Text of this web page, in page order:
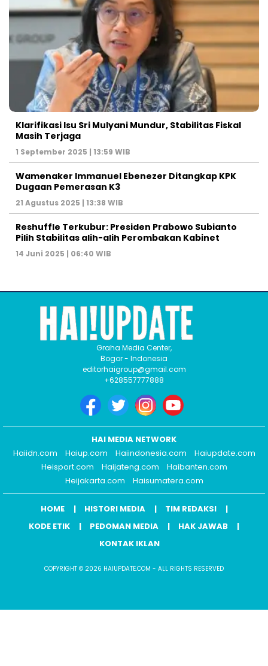
Klarifikasi Isu Sri Mulyani Mundur, Stabilitas Fiskal
Masih Terjaga
1 September 2025 | 13:59 WIB
Wamenaker Immanuel Ebenezer Ditangkap KPK
Dugaan Pemerasan K3
21 Agustus 2025 | 13:38 WIB
Reshuffle Terkubur: Presiden Prabowo Subianto
Pilih Stabilitas alih-alih Perombakan Kabinet
14 Juni 2025 | 06:40 WIB
Graha Media Center,
Bogor - Indonesia
editorhaigroup@gmail.com
+628557777888
HAI MEDIA NETWORK
Haiidn.com
Haiup.com Haiindonesia.com
Haiupdate.com
Heisport.com
Haijateng.com
Haibanten.com
Heijakarta.com
Haisumatera.com
HOME HISTORI MEDIA
TIM REDAKSI
KODE ETIK
PEDOMAN MEDIA
HAK JAWAB
KONTAK IKLAN
COPYRIGHT © 2026 HAIUPDATE.COM - ALL RIGHTS RESERVED